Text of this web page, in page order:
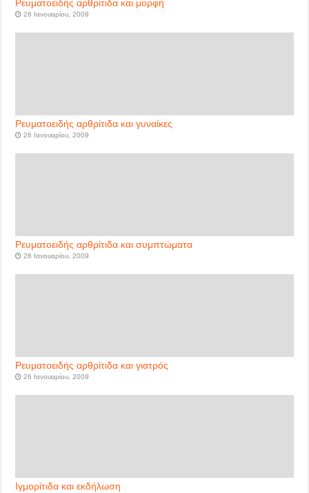
Ρευματοειδής αρθρίτιδα και μορφή
26 Ιανουαρίου, 2009
Ρευματοειδής αρθρίτιδα και γυναίκες
26 Ιανουαρίου, 2009
Ρευματοειδής αρθρίτιδα και συμπτώματα
26 Ιανουαρίου, 2009
Ρευματοειδής αρθρίτιδα και γιατρός
26 Ιανουαρίου, 2009
Ιγμορίτιδα και εκδήλωση